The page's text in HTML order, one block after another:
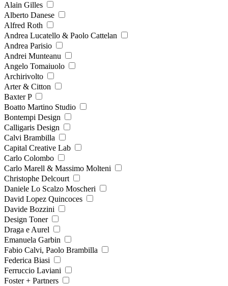
Alain Gilles
Alberto Danese
Alfred Roth
Andrea Lucatello & Paolo Cattelan
Andrea Parisio
Andrei Munteanu
Angelo Tomaiuolo
Archirivolto
Arter & Citton
Baxter P
Boatto Martino Studio
Bontempi Design
Calligaris Design
Calvi Brambilla
Capital Creative Lab
Carlo Colombo
Carlo Marell & Massimo Molteni
Christophe Delcourt
Daniele Lo Scalzo Moscheri
David Lopez Quincoces
Davide Bozzini
Design Toner
Draga e Aurel
Emanuela Garbin
Fabio Calvi, Paolo Brambilla
Federica Biasi
Ferruccio Laviani
Foster + Partners